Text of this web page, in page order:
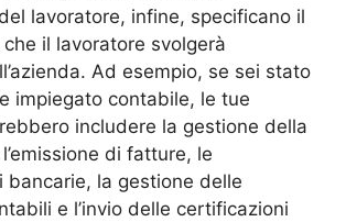
lavoratore, infine, specificano il
il lavoratore svolgerà
Ad esempio, se sei stato
impiegato contabile, le tue
includere la gestione della
di fatture, le
bancarie, la gestione delle
e l’invio delle certificazioni